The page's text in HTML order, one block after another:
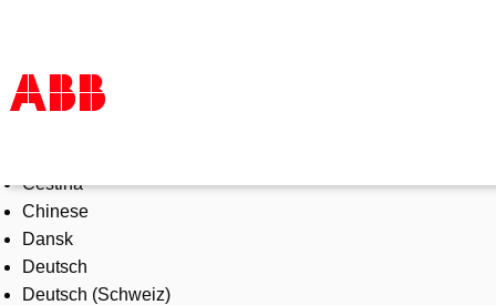
Products & Solutions
Industries
Services
About us
Where to buy
Čeština
Chinese
Dansk
Deutsch
Deutsch (Schweiz)